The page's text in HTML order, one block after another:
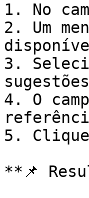
1. No
2. Um
3.
4. O
5.
**📌